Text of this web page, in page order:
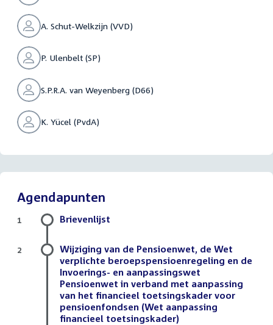
A. Schut-Welkzijn (VVD)
P. Ulenbelt (SP)
S.P.R.A. van Weyenberg (D66)
K. Yücel (PvdA)
Agendapunten
Brievenlijst
1
Wijziging van de Pensioenwet, de Wet
verplichte beroepspensioenregeling en de
Invoerings- en aanpassingswet
Pensioenwet in verband met aanpassing
van het financieel toetsingskader voor
pensioenfondsen (Wet aanpassing
financieel toetsingskader)
2